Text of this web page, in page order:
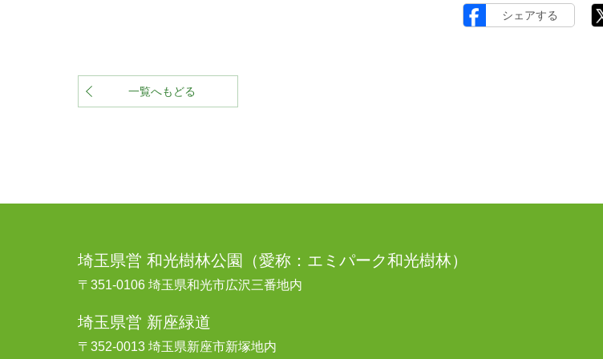
シェアする
一覧へもどる
埼玉県営 和光樹林公園 （愛称：エミパーク和光樹林）
〒351-0106 埼玉県和光市広沢三番地内
埼玉県営 新座緑道
〒352-0013 埼玉県新座市新塚地内